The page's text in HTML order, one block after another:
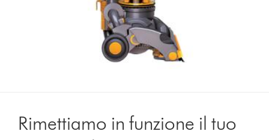
Rimettiamo in funzione il tuo